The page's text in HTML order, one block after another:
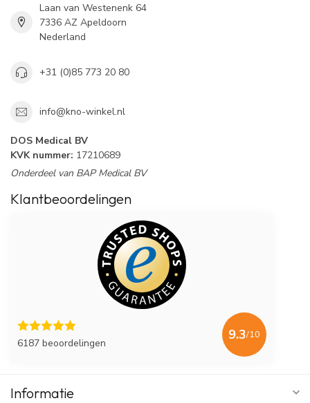
Laan van Westenenk 64
7336 AZ Apeldoorn
Nederland
+31 (0)85 773 20 80
info@kno-winkel.nl
DOS Medical BV
KVK nummer: 17210689
Onderdeel van BAP Medical BV
Klantbeoordelingen
6187 beoordelingen
9.3/10
Informatie